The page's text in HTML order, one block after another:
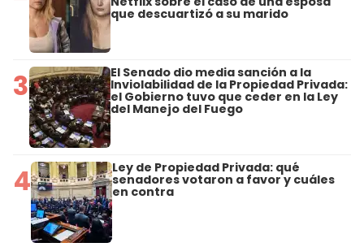
que descuartizó a su marido
3 El Senado dio media sanción a la
Inviolabilidad de la Propiedad Privada:
el Gobierno tuvo que ceder en la Ley
del Manejo del Fuego
4 Ley de Propiedad Privada: qué
senadores votaron a favor y cuáles
en contra